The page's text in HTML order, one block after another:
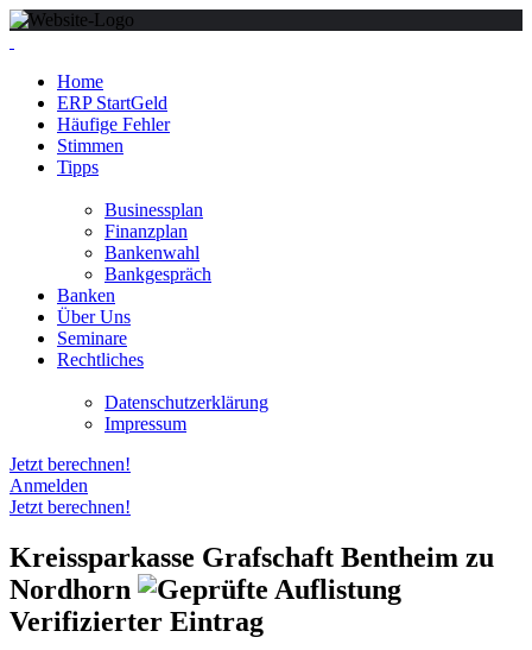
Home
ERP StartGeld
Häufige Fehler
Stimmen
Tipps
Businessplan
Finanzplan
Bankenwahl
Bankgespräch
Banken
Über Uns
Seminare
Rechtliches
Datenschutzerklärung
Impressum
Jetzt berechnen!
Anmelden
Jetzt berechnen!
Kreissparkasse Grafschaft Bentheim zu
Nordhorn
Verifizierter Eintrag